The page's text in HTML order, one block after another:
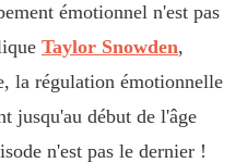
émotionnel n'est pas
Taylor Snowden,
la régulation émotionnelle
jusqu'au début de l'âge
n'est pas le dernier !